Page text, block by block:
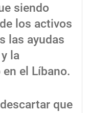
siendo
los activos
las ayudas
la
el Líbano.
que